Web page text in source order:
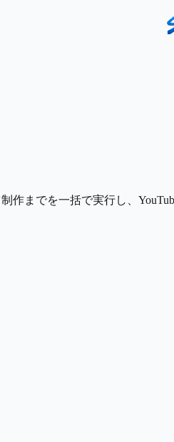
までを一括で実行し、